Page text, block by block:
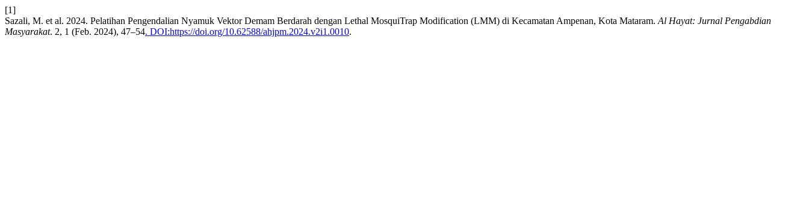
[1]
Sazali, M. et al. 2024. Pelatihan Pengendalian Nyamuk Vektor Demam Berdarah dengan Lethal MosquiTrap Modification (LMM) di Kecamatan Ampenan, Kota Mataram. Al Hayat: Jurnal Pengabdian
Masyarakat. 2, 1 (Feb. 2024), 47–54. DOI:https://doi.org/10.62588/ahjpm.2024.v2i1.0010.